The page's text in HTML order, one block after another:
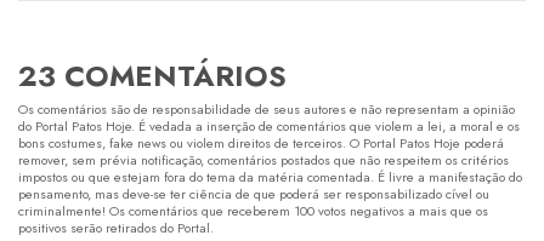
23 COMENTÁRIOS
Os comentários são de responsabilidade de seus autores e não representam a opinião
do Portal Patos Hoje. É vedada a inserção de comentários que violem a lei, a moral e os
bons costumes, fake news ou violem direitos de terceiros. O Portal Patos Hoje poderá
remover, sem prévia notificação, comentários postados que não respeitem os critérios
impostos ou que estejam fora do tema da matéria comentada. É livre a manifestação do
pensamento, mas deve-se ter ciência de que poderá ser responsabilizado cível ou
criminalmente! Os comentários que receberem 100 votos negativos a mais que os
positivos serão retirados do Portal.